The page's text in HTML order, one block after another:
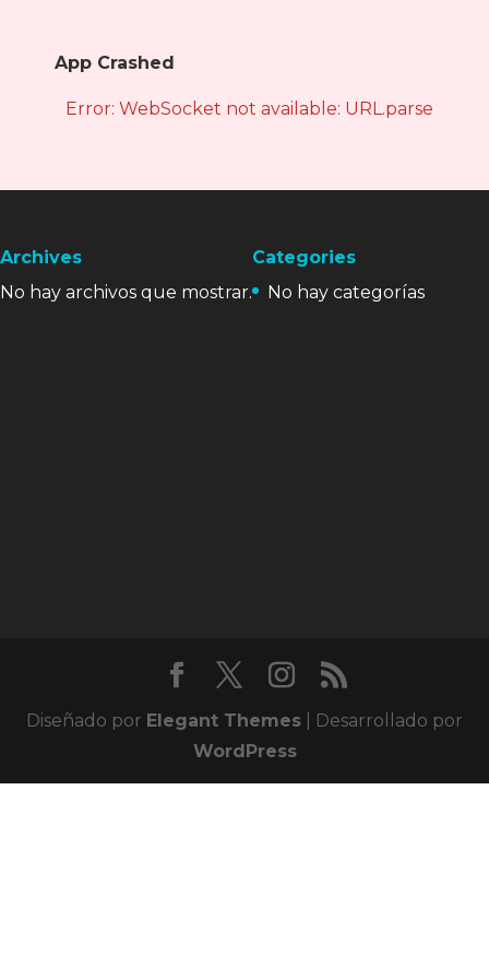
App Crashed
Error: WebSocket not available: URL.parse is
Archives
No hay archivos que mostrar.
Categories
No hay categorías
Diseñado por Elegant Themes | Desarrollado por
WordPress